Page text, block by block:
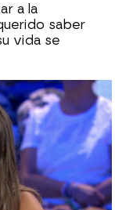
a la
saber
vida se